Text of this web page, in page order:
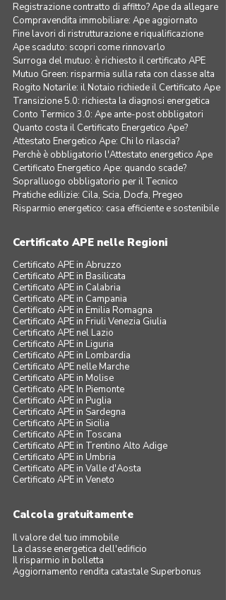
Registrazione contratto di affitto? Ape da allegare
Compravendita immobiliare: Ape aggiornato
Fine lavori di ristrutturazione e riqualificazione
Ape scaduto: scopri come rinnovarlo
Surroga del mutuo: è richiesto il certificato APE
Mutuo Green: risparmia sulla rata con classe alta
Rogito Notarile: il Notaio richiede il Certificato Ape
Transizione 5.0: richiesta la diagnosi energetica
Conto Termico 3.0: Ape ante-post obbligatori
Quanto costa il Certificato Energetico Ape?
Attestato Energetico Ape: Chi lo rilascia?
Perchè è obbligatorio l'Attestato energetico Ape
Certificato Energetico Ape: quando scade?
Sopralluogo obbligatorio per il Tecnico
Pratiche edilizie: Cila, Scia, Docfa, Pregeo
Risparmio energetico: casa efficiente e sostenibile
Certificato APE nelle Regioni
Certificato APE in Abruzzo
Certificato APE in Basilicata
Certificato APE in Calabria
Certificato APE in Campania
Certificato APE in Emilia Romagna
Certificato APE in Friuli Venezia Giulia
Certificato APE nel Lazio
Certificato APE in Liguria
Certificato APE in Lombardia
Certificato APE nelle Marche
Certificato APE in Molise
Certificato APE In Piemonte
Certificato APE in Puglia
Certificato APE in Sardegna
Certificato APE in Sicilia
Certificato APE in Toscana
Certificato APE in Trentino Alto Adige
Certificato APE in Umbria
Certificato APE in Valle d'Aosta
Certificato APE in Veneto
Calcola gratuitamente
Il valore del tuo immobile
La classe energetica dell'edificio
Il risparmio in bolletta
Aggiornamento rendita catastale Superbonus